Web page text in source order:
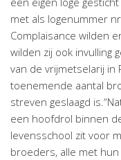
met als logenummer
Complaisance wilden
wilden zij ook invulling
van de vrijmetselarij in
toenemende aantal
streven geslaagd
een hoofdrol binnen
levensschool zit voor
broeders, alle met hun